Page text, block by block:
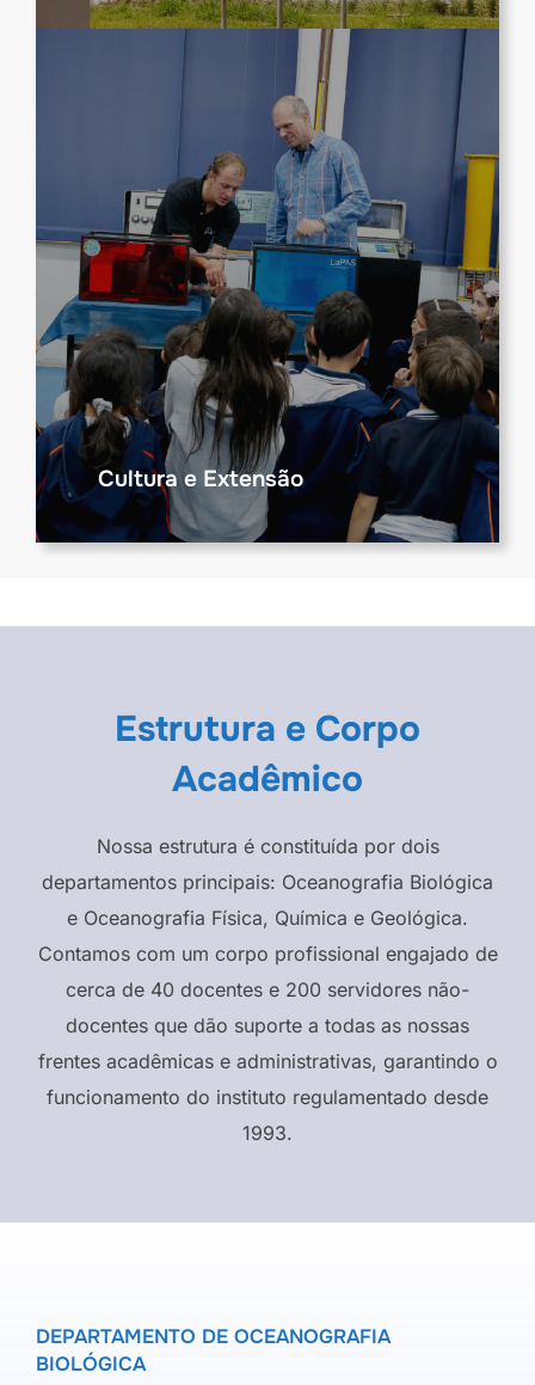
Cultura e Extensão
Estrutura e Corpo
Acadêmico
Nossa estrutura é constituída por dois
departamentos principais: Oceanografia Biológica
e Oceanografia Física, Química e Geológica.
Contamos com um corpo profissional engajado de
cerca de 40 docentes e 200 servidores não-
docentes que dão suporte a todas as nossas
frentes acadêmicas e administrativas, garantindo o
funcionamento do instituto regulamentado desde
1993.
DEPARTAMENTO DE OCEANOGRAFIA
BIOLÓGICA